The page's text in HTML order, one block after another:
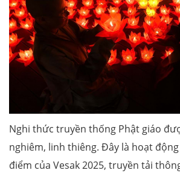
Nghi thức truyền thống Phật giáo
nghiêm, linh thiêng. Đây là hoạt
điểm của Vesak 2025, truyền tải